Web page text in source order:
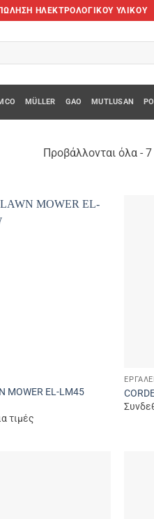
ΗΛΕΚΤΡΟΛΟΓΙΚΟΥ ΥΛΙΚΟΥ
MÜLLER GAO MUTLUSAN
Προβάλλονται όλα -
MOWER EL-LM45
τιμές